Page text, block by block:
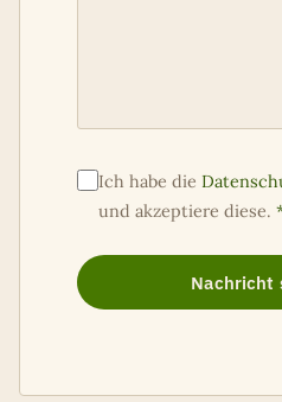
Ich habe die
und akzeptiere diese.
Nachricht